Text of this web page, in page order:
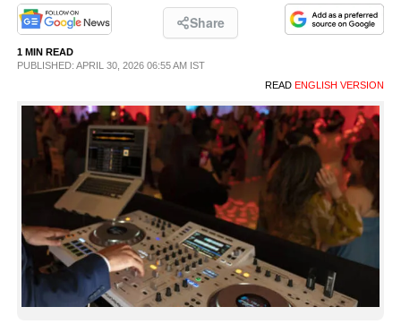
PHOTOS
LIFESTYLE
SPIRITUAL
INFO+
ART
Share
1 MIN READ
PUBLISHED: APRIL 30, 2026 06:55 AM IST
READ ENGLISH VERSION